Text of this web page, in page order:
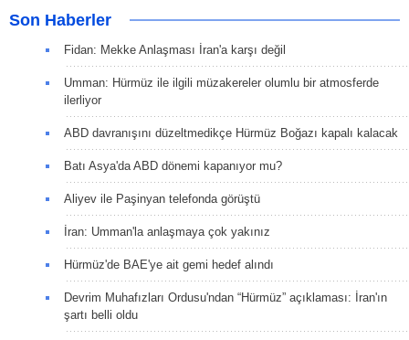
Son Haberler
Fidan: Mekke Anlaşması İran'a karşı değil
Umman: Hürmüz ile ilgili müzakereler olumlu bir atmosferde
ilerliyor
ABD davranışını düzeltmedikçe Hürmüz Boğazı kapalı kalacak
Batı Asya'da ABD dönemi kapanıyor mu?
Aliyev ile Paşinyan telefonda görüştü
İran: Umman'la anlaşmaya çok yakınız
Hürmüz'de BAE'ye ait gemi hedef alındı
Devrim Muhafızları Ordusu'ndan “Hürmüz” açıklaması: İran'ın
şartı belli oldu